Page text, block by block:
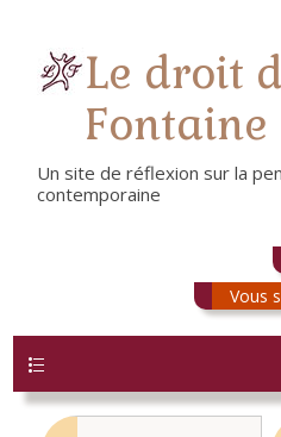
Le droit
Fontaine
Un site de réflexion sur la
contemporaine
Vous